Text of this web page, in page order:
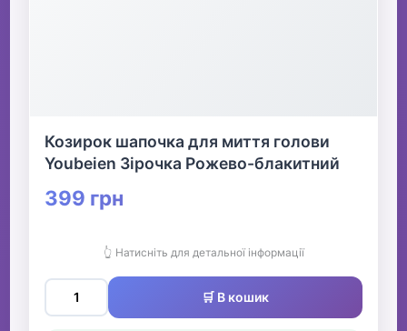
Козирок шапочка для миття голови
Youbeien Зірочка Рожево-блакитний
399 грн
👆 Натисніть для детальної інформації
🛒 В кошик